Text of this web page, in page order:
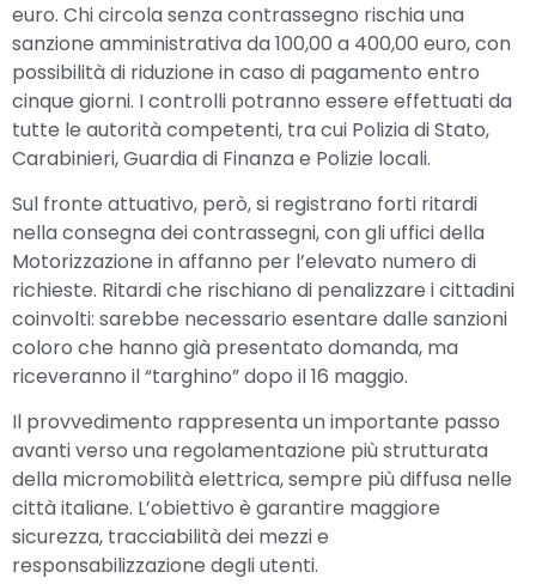
euro. Chi circola senza contrassegno rischia una
sanzione amministrativa da 100,00 a 400,00 euro, con
possibilità di riduzione in caso di pagamento entro
cinque giorni. I controlli potranno essere effettuati da
tutte le autorità competenti, tra cui Polizia di Stato,
Carabinieri, Guardia di Finanza e Polizie locali.
Sul fronte attuativo, però, si registrano forti ritardi
nella consegna dei contrassegni, con gli uffici della
Motorizzazione in affanno per l’elevato numero di
richieste. Ritardi che rischiano di penalizzare i cittadini
coinvolti: sarebbe necessario esentare dalle sanzioni
coloro che hanno già presentato domanda, ma
riceveranno il “targhino” dopo il 16 maggio.
Il provvedimento rappresenta un importante passo
avanti verso una regolamentazione più strutturata
della micromobilità elettrica, sempre più diffusa nelle
città italiane. L’obiettivo è garantire maggiore
sicurezza, tracciabilità dei mezzi e
responsabilizzazione degli utenti.